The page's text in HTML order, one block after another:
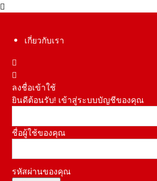
เกี่ยวกับเรา
ลงชื่อเข้าใช้
ยินดีต้อนรับ! เข้าสู่ระบบบัญชีของคุณ
ชื่อผู้ใช้ของคุณ
รหัสผ่านของคุณ